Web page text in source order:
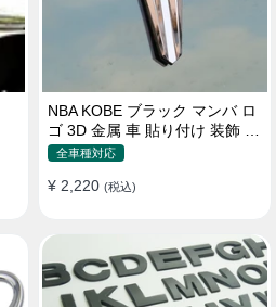
NBA KOBE ブラック マンバ ロ
ゴ 3D 金属 車 貼り付け 装飾 ス
テッカー
全車種対応
¥ 2,220 (税込)